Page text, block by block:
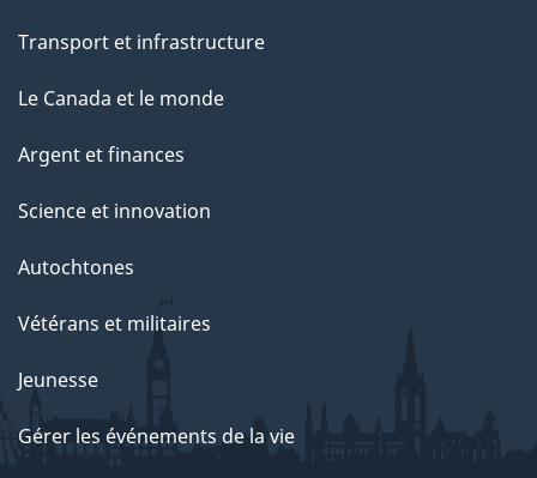
Transport et infrastructure
Le Canada et le monde
Argent et finances
Science et innovation
Autochtones
Vétérans et militaires
Jeunesse
Gérer les événements de la vie